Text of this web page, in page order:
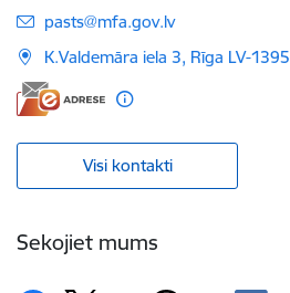
E-pasts:
pasts@mfa.gov.lv
K.Valdemāra iela 3, Rīga LV-1395
Visi kontakti
Sekojiet mums